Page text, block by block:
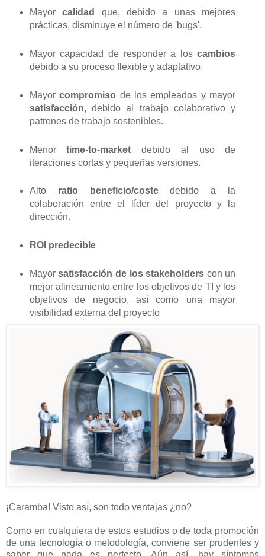
Mayorcalidad
que, debido a unas mejores
prácticas, disminuye el número de 'bugs'.
Mayor capacidad de responder a loscambios
debido a su proceso flexible y adaptativo.
Mayorcompromiso de los empleados y mayor
satisfacción, debido al trabajo colaborativo y
patrones de trabajo sostenibles.
Menortime-to-market debido al uso de
iteraciones cortas y pequeñas versiones.
Alto ratio beneficio/costedebido a la
colaboración entre el líder del proyecto y la
dirección.
ROI predecible
Mayorsatisfacción de los stakeholders con un
mejor alineamiento entre los objetivos de TI y los
objetivos de negocio, así como una mayor
visibilidad externa del proyecto
¡Caramba! Visto así, son todo ventajas ¿no?
Como en cualquiera de estos estudios o de toda promoción
de una tecnología o metodología, conviene ser prudentes y